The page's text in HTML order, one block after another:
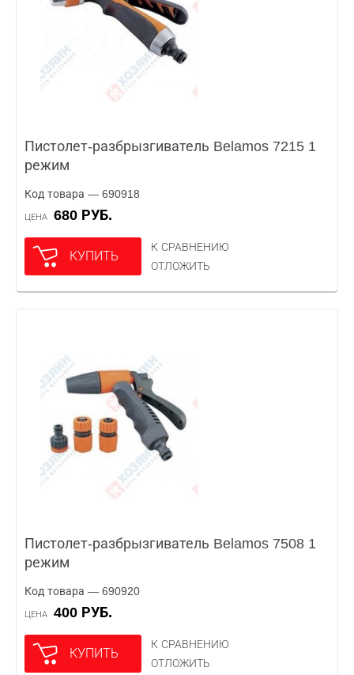
Пистолет-разбрызгиватель Belamos 7215 1
режим
Код товара — 690918
ЦЕНА 680 РУБ.
КУПИТЬ
К СРАВНЕНИЮ
ОТЛОЖИТЬ
Пистолет-разбрызгиватель Belamos 7508 1
режим
Код товара — 690920
ЦЕНА 400 РУБ.
КУПИТЬ
К СРАВНЕНИЮ
ОТЛОЖИТЬ